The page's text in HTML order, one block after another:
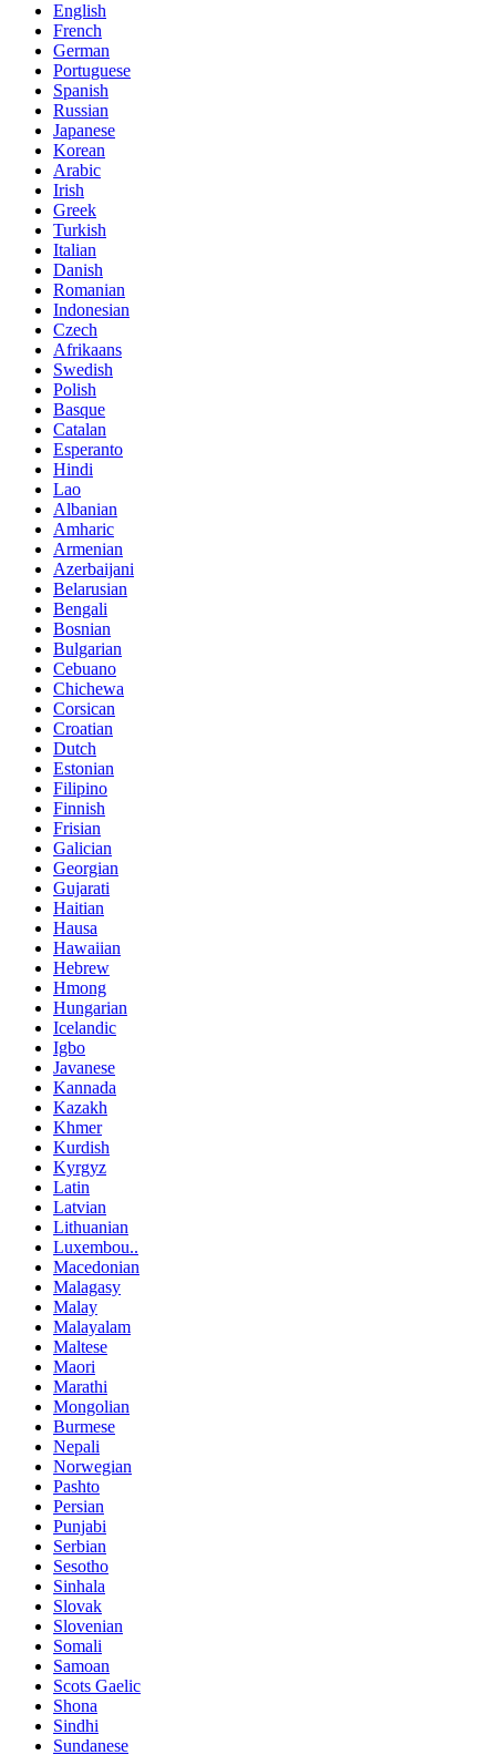
English
French
German
Portuguese
Spanish
Russian
Japanese
Korean
Arabic
Irish
Greek
Turkish
Italian
Danish
Romanian
Indonesian
Czech
Afrikaans
Swedish
Polish
Basque
Catalan
Esperanto
Hindi
Lao
Albanian
Amharic
Armenian
Azerbaijani
Belarusian
Bengali
Bosnian
Bulgarian
Cebuano
Chichewa
Corsican
Croatian
Dutch
Estonian
Filipino
Finnish
Frisian
Galician
Georgian
Gujarati
Haitian
Hausa
Hawaiian
Hebrew
Hmong
Hungarian
Icelandic
Igbo
Javanese
Kannada
Kazakh
Khmer
Kurdish
Kyrgyz
Latin
Latvian
Lithuanian
Luxembou..
Macedonian
Malagasy
Malay
Malayalam
Maltese
Maori
Marathi
Mongolian
Burmese
Nepali
Norwegian
Pashto
Persian
Punjabi
Serbian
Sesotho
Sinhala
Slovak
Slovenian
Somali
Samoan
Scots Gaelic
Shona
Sindhi
Sundanese